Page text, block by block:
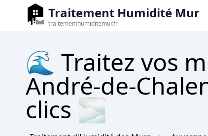
Traitement Humidité Mur
traitementhumiditemur.fr
🌊 Traitez vos
André-de-
clics 🌫